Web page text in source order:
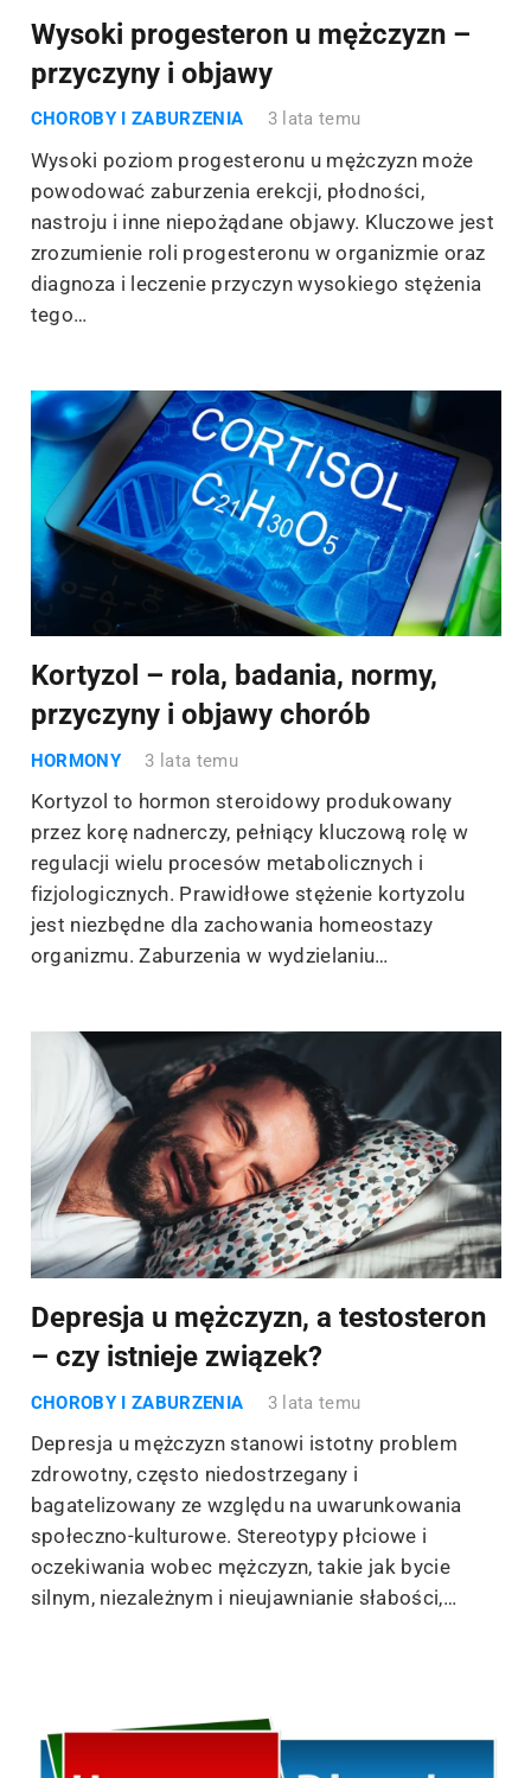
Wysoki progesteron u mężczyzn –
przyczyny i objawy
CHOROBY I ZABURZENIA 3 lata temu
Wysoki poziom progesteronu u mężczyzn może
powodować zaburzenia erekcji, płodności,
nastroju i inne niepożądane objawy. Kluczowe jest
zrozumienie roli progesteronu w organizmie oraz
diagnoza i leczenie przyczyn wysokiego stężenia
tego…
Kortyzol – rola, badania, normy,
przyczyny i objawy chorób
HORMONY 3 lata temu
Kortyzol to hormon steroidowy produkowany
przez korę nadnerczy, pełniący kluczową rolę w
regulacji wielu procesów metabolicznych i
fizjologicznych. Prawidłowe stężenie kortyzolu
jest niezbędne dla zachowania homeostazy
organizmu. Zaburzenia w wydzielaniu…
Depresja u mężczyzn, a testosteron
– czy istnieje związek?
CHOROBY I ZABURZENIA 3 lata temu
Depresja u mężczyzn stanowi istotny problem
zdrowotny, często niedostrzegany i
bagatelizowany ze względu na uwarunkowania
społeczno-kulturowe. Stereotypy płciowe i
oczekiwania wobec mężczyzn, takie jak bycie
silnym, niezależnym i nieujawnianie słabości,…